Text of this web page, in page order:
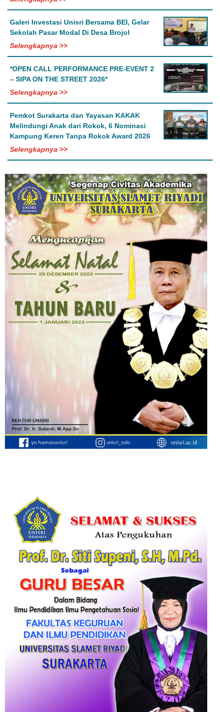
Galeri Investasi Unisri Bersama BEI, Gelar
Sekolah Pasar Modal Di Desa Brojol
Selengkapnya >>
*OPEN CALL PERFORMANCE PRE-EVENT 2
– SIPA ON THE STREET 2026*
Selengkapnya >>
Pemkot Surakarta dan Yayasan KAKAK
Melindungi Anak dari Rokok, 6 Nominasi
Kampung Keren Tanpa Rokok Award 2026
Selengkapnya >>